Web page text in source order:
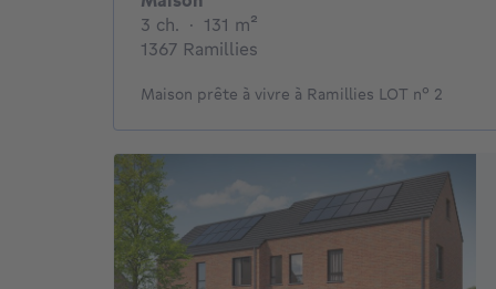
3 ch. 3 chambres
· 131 m²
1367 Ramillies
Maison prête à vivre à Ramillies LOT n° 2